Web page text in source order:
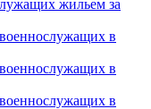
жильем за
в
в
в